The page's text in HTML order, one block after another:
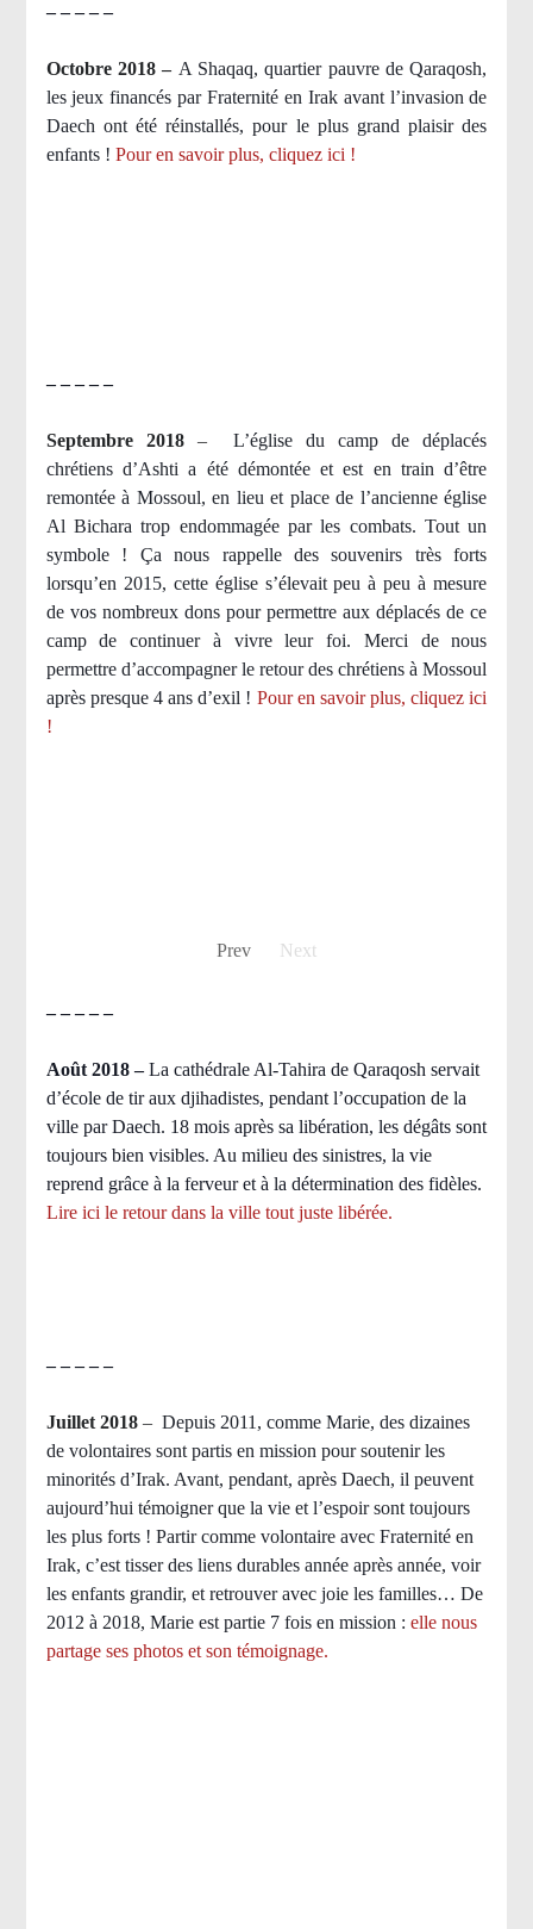
– – – – –
Octobre 2018 – A Shaqaq, quartier pauvre de Qaraqosh,
les jeux financés par Fraternité en Irak​ avant l’invasion de
Daech ont été réinstallés, pour le plus grand plaisir des
enfants ! Pour en savoir plus, cliquez ici !
– – – – –
Septembre 2018 –
L’église du camp de déplacés
chrétiens d’Ashti a été démontée et est en train d’être
remontée à Mossoul, en lieu et place de l’ancienne église
Al Bichara trop endommagée par les combats. Tout un
symbole ! Ça nous rappelle des souvenirs très forts
lorsqu’en 2015, cette église s’élevait peu à peu à mesure
de vos nombreux dons pour permettre aux déplacés de ce
camp de continuer à vivre leur foi. Merci de nous
permettre d’accompagner le retour des chrétiens à Mossoul
après presque 4 ans d’exil ! Pour en savoir plus, cliquez ici
!
Prev Next
– – – – –
Août 2018–La cathédrale Al-Tahira de Qaraqosh servait
d’école de tir aux djihadistes, pendant l’occupation de la
ville par Daech. 18 mois après sa libération, les dégâts sont
toujours bien visibles. Au milieu des sinistres, la vie
reprend grâce à la ferveur et à la détermination des fidèles.
Lire ici le retour dans la ville tout juste libérée.
– – – – –
Juillet 2018 – Depuis 2011, comme Marie, des dizaines
de volontaires sont partis en mission pour soutenir les
minorités d’Irak. Avant, pendant, après Daech, il peuvent
aujourd’hui témoigner que la vie et l’espoir sont toujours
les plus forts ! Partir comme volontaire avec Fraternité en
Irak, c’est tisser des liens durables année après année, voir
les enfants grandir, et retrouver avec joie les familles… De
2012 à 2018, Marie est partie 7 fois en mission : elle nous
partage ses photos et son témoignage.